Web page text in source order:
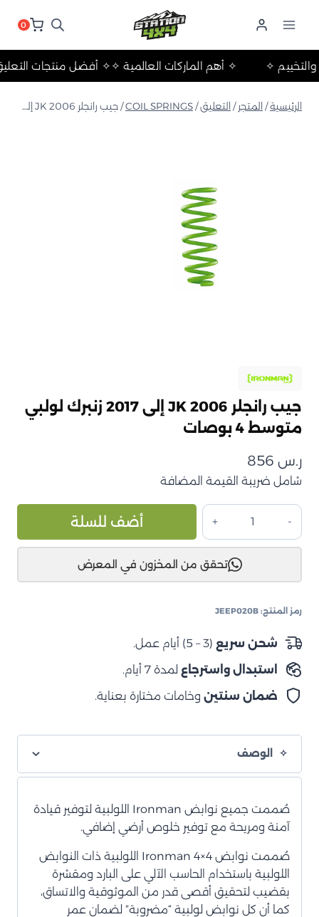
0
✧ أفضل منتجات✧ أهم الماركات العالمية ✧ والتخييم ✧
الرئيسية/ المتجر / التعليق/
COIL SPRINGS
/ جيب رانجلر JK 2006 إلى 2017 زنبرك لولبي متوسط 4 بوصات
جيب رانجلر JK 2006 إلى 2017 زنبرك لولبي
متوسط 4 بوصات
ر.س
شامل ضريبة القيمة المضافة
كمية
جيب
رانجلر
2006
2017
زنبرك
متوسط
4
أضف للسلة
تحقق من المخزون في المعرض
رمز المنتج: JEEP020B
شحن سريع (3 – 5) أيام عمل.
استبدال واسترجاع لمدة 7 أيام.
ضمان سنتين وخامات مختارة بعناية.
الوصف
صُممت جميع نوابض Ironman اللولبية لتوفير قيادة
آمنة ومريحة مع توفير خلوص أرضي إضافي.
صُممت نوابض Ironman 4×4 اللولبية ذات النوابض
اللولبية باستخدام الحاسب الآلي على البارد ومقشرة
بقضيب لتحقيق أقصى قدر من الموثوقية والاتساق،
كما أن كل نوابض لولبية “مضروبة” لضمان عمر